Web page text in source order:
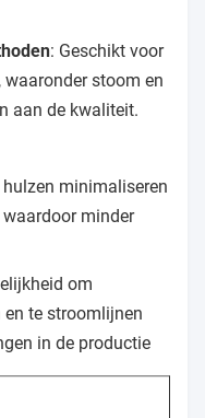
: Geschikt voor
stoom en
aan de kwaliteit.
minimaliseren
minder
om
te stroomlijnen
in de productie